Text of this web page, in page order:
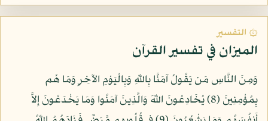
۞ التفسير
الميزان في تفسير القرآن
وَمِنَ النَّاسِ مَن يَقُولُ آمَنَّا بِاللّهِ وَبِالْيَوْمِ الآخِرِ وَمَا هُم
بِمُؤْمِنِينَ (8) يُخَادِعُونَ اللّهَ وَالَّذِينَ آمَنُوا وَمَا يَخْدَعُونَ إِلاَّ